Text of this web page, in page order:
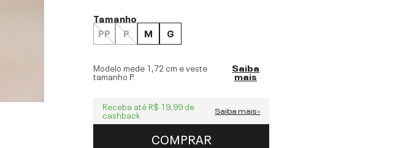
Tamanho
PP
P M G
Modelo mede 1,72 cm e veste
tamanho P.
Saiba
mais
Receba até R$ 19,99 de
cashback Saiba mais ›
COMPRAR